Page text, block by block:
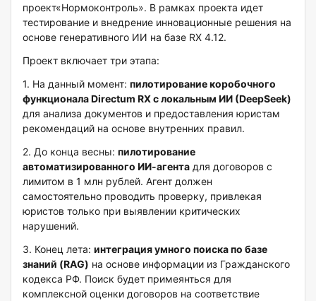
проект«Нормоконтроль». В рамках проекта идет
тестирование и внедрение инновационные решения на
основе генеративного ИИ на базе RX 4.12.
Проект включает три этапа:
1. На данный момент: пилотирование коробочного
функционала Directum RX с локальным ИИ (DeepSeek)
для анализа документов и предоставления юристам
рекомендаций на основе внутренних правил.
2. До конца весны: пилотирование
автоматизированного ИИ-агента для договоров с
лимитом в 1 млн рублей. Агент должен
самостоятельно проводить проверку, привлекая
юристов только при выявлении критических
нарушений.
3. Конец лета: интеграция умного поиска по базе
знаний (RAG) на основе информации из Гражданского
кодекса РФ. Поиск будет примеянться для
комплексной оценки договоров на соответствие